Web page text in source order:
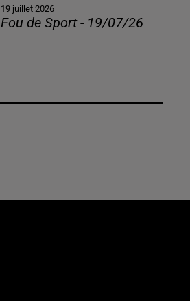
19 juillet 2026
Fou de Sport - 19/07/26